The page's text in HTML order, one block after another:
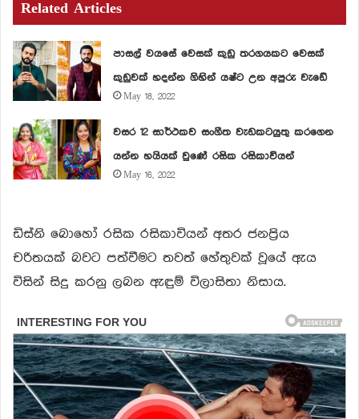
Related Articles
පාසල් වයසේ වෙසක් කුඩු තරගයකට වෙසක්
කුඩුවක් හදන්න ගිහින් යෂ්ට උන අපුරු වැඩේ
May 18, 2022
වසර 12 සාර්ථකව සංගීත වැඩකටයුතු කරගෙන
යන්න හයියක් වුණේ රසික රසිකාවියන්
May 16, 2022
ඩිස්නි බොහෝ රසික රසිකාවියන් අතර ජනප්‍රිය
චරිතයක් බවට පත්වීමට තවත් හේතුවක් වූයේ ඇය
විසින් සිදු කරනු ලබන ඇඳුම් විලාසිතා නිසාය.